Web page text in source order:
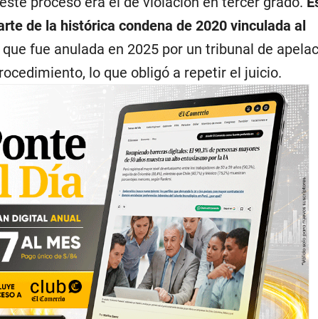
de la histórica condena de 2020 vinculada al
que fue anulada en 2025 por un tribunal de
lo que obligó a repetir el juicio.